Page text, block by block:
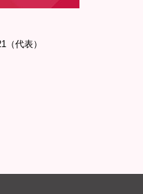
代表）